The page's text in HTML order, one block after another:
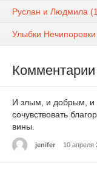
Руслан и Людмила
Улыбки
Комментарии
И злым, и добрым, и
сочувствовать
вины.
jenifer 10 апреля